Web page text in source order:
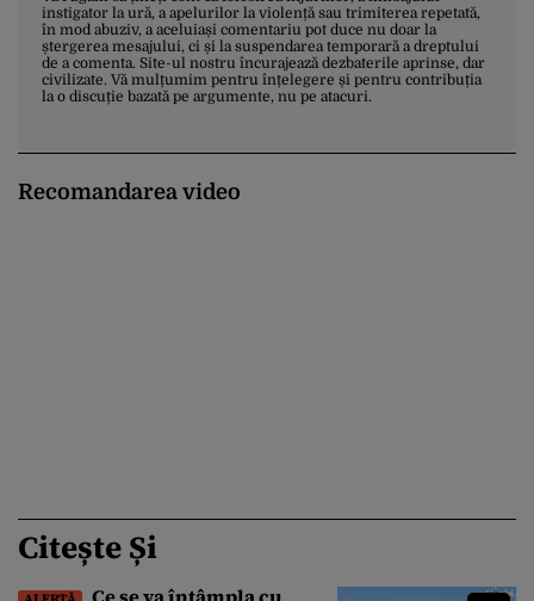
instigator la ură, a apelurilor la violență sau trimiterea repetată,
în mod abuziv, a aceluiași comentariu pot duce nu doar la
ștergerea mesajului, ci și la suspendarea temporară a dreptului
de a comenta. Site-ul nostru încurajează dezbaterile aprinse, dar
civilizate. Vă mulțumim pentru înțelegere și pentru contribuția
la o discuție bazată pe argumente, nu pe atacuri.
Recomandarea video
Citește Și